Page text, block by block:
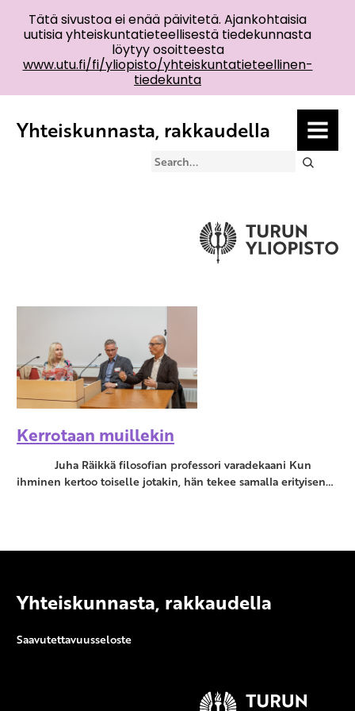
Yhteiskunnasta, rakkaudella MENU
Search
Kerrotaan muillekin
Juha Räikkä filosofian professori varadekaani Kun
ihminen kertoo toiselle jotakin, hän tekee samalla erityisen…
Yhteiskunnasta, rakkaudella
Saavutettavuusseloste
Tätä sivustoa ei enää päivitetä. Ajankohtaisia
uutisia yhteiskuntatieteellisestä tiedekunnasta
löytyy osoitteesta
www.utu.fi/fi/yliopisto/yhteiskuntatieteellinen-
tiedekunta